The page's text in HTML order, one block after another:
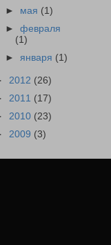
► мая (1)
►февраля
(1)
►января (1)
2012 (26)
2011 (17)
2010 (23)
2009 (3)